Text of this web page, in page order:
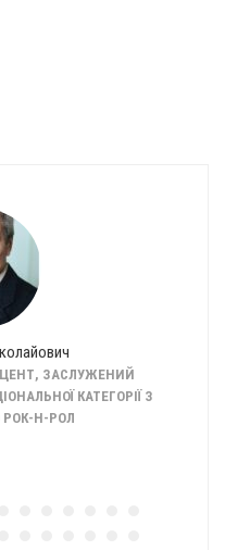
ЗАСЛУЖЕНИЙ
КАТЕГОРІЇ З
Н-РОЛ